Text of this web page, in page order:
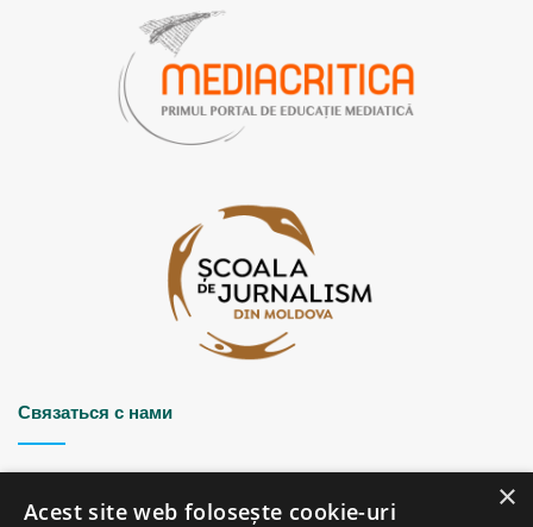
Связаться с нами
Strada Șciusev, 53
2012 Chișinău, Republica Moldova
×
Acest site web folosește cookie-uri